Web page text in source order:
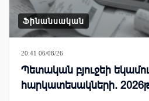
Ֆինանսական
20:41 06/08/26
Պետական բյուջեի
հարկատեսակների.